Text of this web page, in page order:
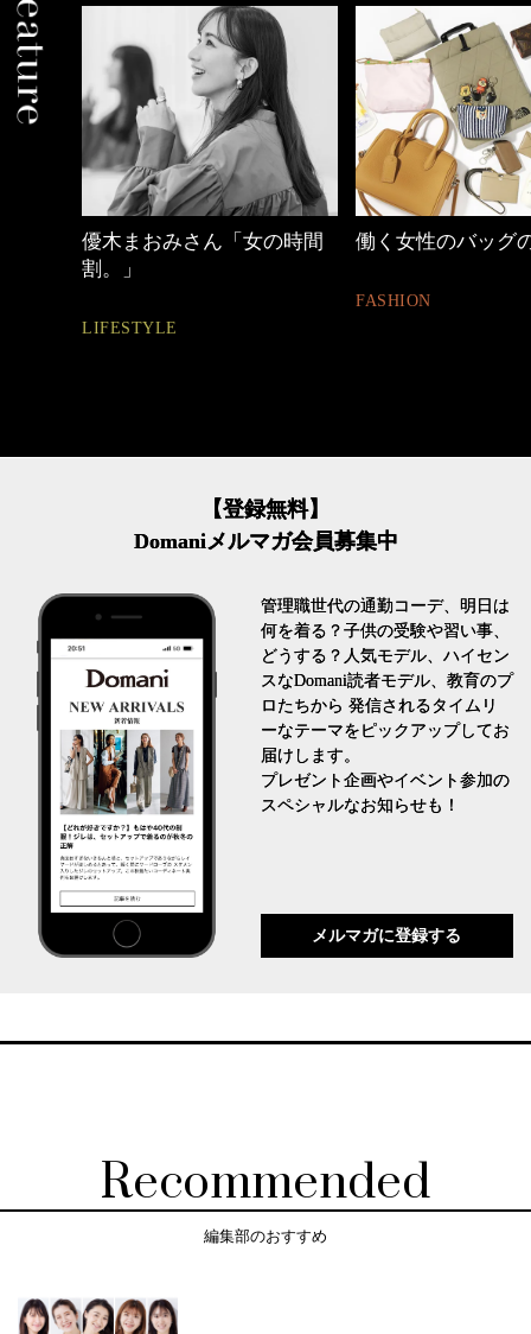
働く女性のバッグの中身
【ワーママのきれ
【登録無料】
Domaniメルマガ会員募集中
管理職世代の通勤コーデ、明日は
何を着る？子供の受験や習い事、
どうする？人気モデル、ハイセン
スなDomani読者モデル、教育のプ
ロたちから 発信されるタイムリ
ーなテーマをピックアップしてお
届けします。
プレゼント企画やイベント参加の
スペシャルなお知らせも！
メルマガに登録する
Recommended
編集部のおすすめ